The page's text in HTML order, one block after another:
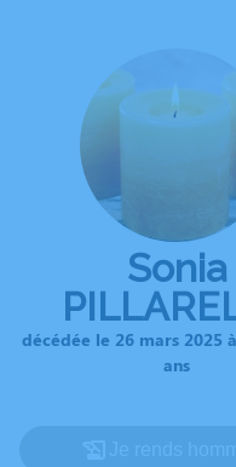
Sonia
décédée le 26 mars 2025
ans